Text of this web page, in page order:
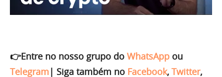
👉Entre no nosso grupo do WhatsApp ou
Telegram | Siga também no Facebook, Twitter,